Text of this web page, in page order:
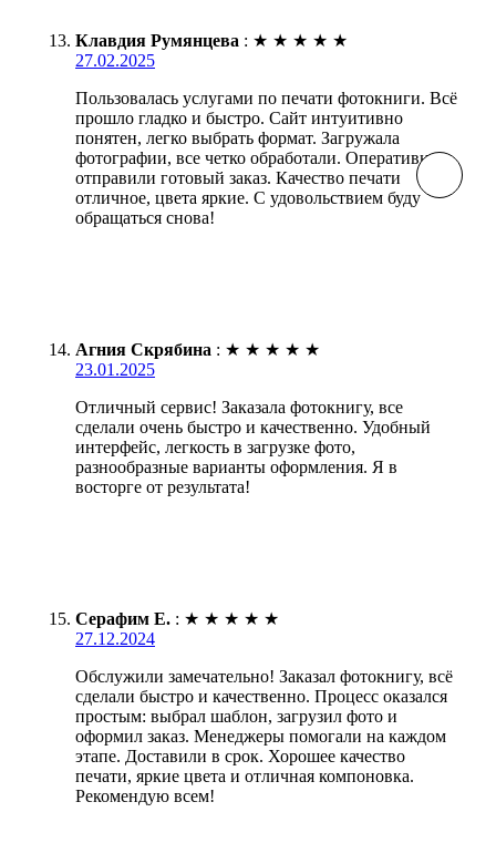
Клавдия Румянцева : ★ ★ ★ ★ ★
27.02.2025
Пользовалась услугами по печати фотокниги. Всё
прошло гладко и быстро. Сайт интуитивно
понятен, легко выбрать формат. Загружала
фотографии, все четко обработали. Оперативно
отправили готовый заказ. Качество печати
отличное, цвета яркие. С удовольствием буду
обращаться снова!
Агния Скрябина : ★ ★ ★ ★ ★
23.01.2025
Отличный сервис! Заказала фотокнигу, все
сделали очень быстро и качественно. Удобный
интерфейс, легкость в загрузке фото,
разнообразные варианты оформления. Я в
восторге от результата!
Серафим Е. : ★ ★ ★ ★ ★
27.12.2024
Обслужили замечательно! Заказал фотокнигу, всё
сделали быстро и качественно. Процесс оказался
простым: выбрал шаблон, загрузил фото и
оформил заказ. Менеджеры помогали на каждом
этапе. Доставили в срок. Хорошее качество
печати, яркие цвета и отличная компоновка.
Рекомендую всем!